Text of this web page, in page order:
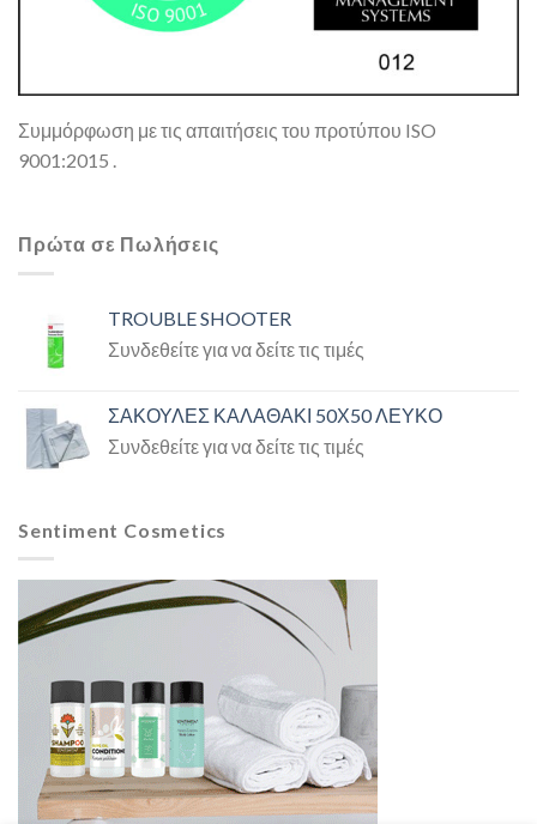
Συμμόρφωση με τις απαιτήσεις του προτύπου ISO
9001:2015 .
Πρώτα σε Πωλήσεις
TROUBLE SHOOTER
Συνδεθείτε για να δείτε τις τιμές
ΣΑΚΟΥΛΕΣ ΚΑΛΑΘΑΚΙ 50Χ50 ΛΕΥΚΟ
Συνδεθείτε για να δείτε τις τιμές
Sentiment Cosmetics